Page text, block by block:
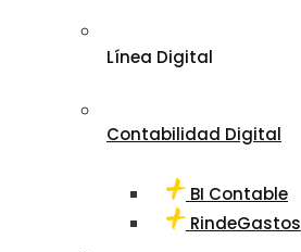
Línea Digital
Contabilidad Digital
BI Contable
RindeGastos